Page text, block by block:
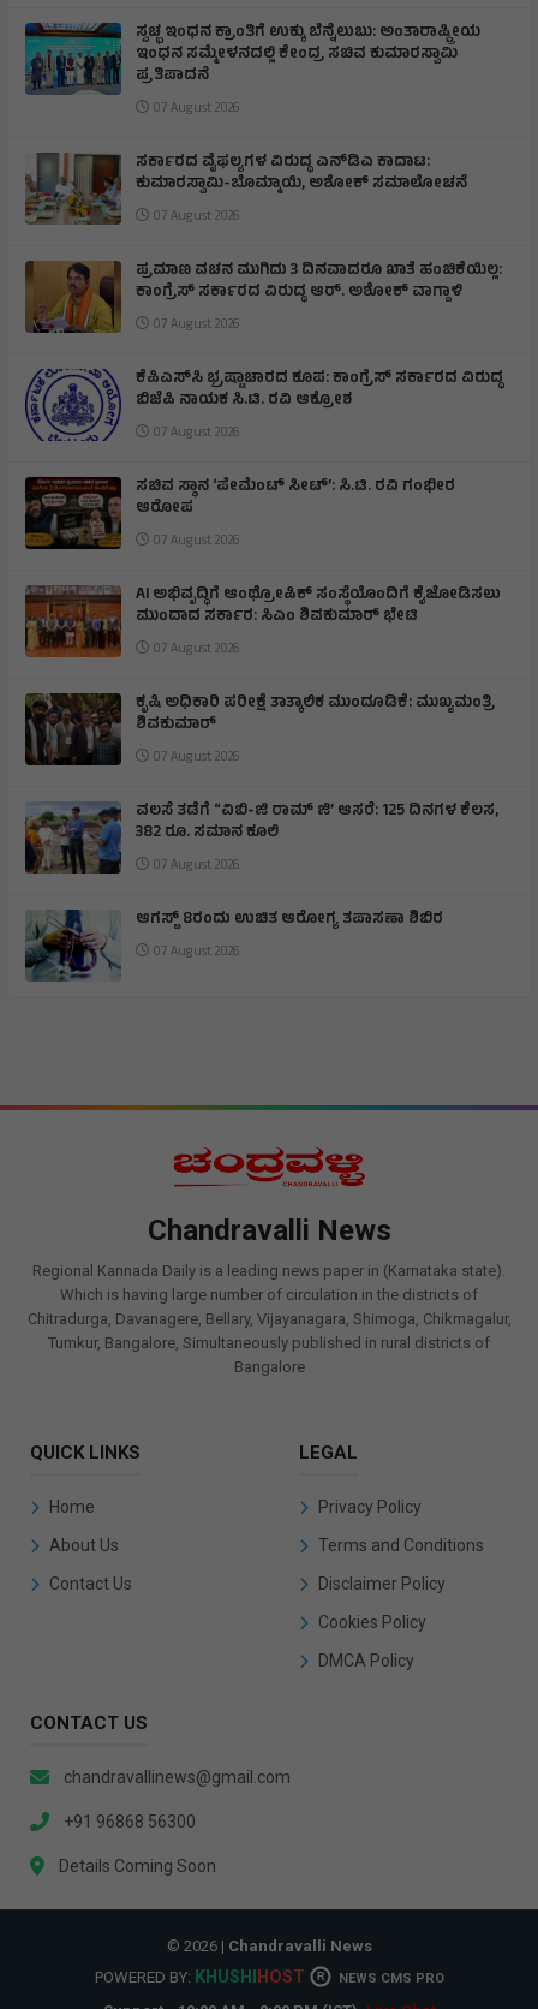
ಸ್ವಚ್ಛ ಇಂಧನ ಕ್ರಾಂತಿಗೆ ಉಕ್ಕು ಬೆನ್ನೆಲುಬು: ಅಂತಾರಾಷ್ಟ್ರೀಯ
ಇಂಧನ ಸಮ್ಮೇಳನದಲ್ಲಿ ಕೇಂದ್ರ ಸಚಿವ ಕುಮಾರಸ್ವಾಮಿ
ಪ್ರತಿಪಾದನೆ
07 August 2026
ಸರ್ಕಾರದ ವೈಫಲ್ಯಗಳ ವಿರುದ್ಧ ಎನ್‌ಡಿಎ ಕಾದಾಟ:
ಕುಮಾರಸ್ವಾಮಿ-ಬೊಮ್ಮಾಯಿ, ಅಶೋಕ್ ಸಮಾಲೋಚನೆ
07 August 2026
ಪ್ರಮಾಣ ವಚನ ಮುಗಿದು 3 ದಿನವಾದರೂ ಖಾತೆ ಹಂಚಿಕೆಯಿಲ್ಲ:
ಕಾಂಗ್ರೆಸ್ ಸರ್ಕಾರದ ವಿರುದ್ಧ ಆರ್‌. ಅಶೋಕ್ ವಾಗ್ದಾಳಿ
07 August 2026
ಕೆಪಿಎಸ್‌ಸಿ ಭ್ರಷ್ಟಾಚಾರದ ಕೂಪ: ಕಾಂಗ್ರೆಸ್ ಸರ್ಕಾರದ ವಿರುದ್ಧ
ಬಿಜೆಪಿ ನಾಯಕ ಸಿ.ಟಿ. ರವಿ ಆಕ್ರೋಶ
07 August 2026
ಸಚಿವ ಸ್ಥಾನ ‘ಪೇಮೆಂಟ್ ಸೀಟ್’: ಸಿ.ಟಿ. ರವಿ ಗಂಭೀರ
ಆರೋಪ
07 August 2026
AI ಅಭಿವೃದ್ಧಿಗೆ ಆಂಥ್ರೋಪಿಕ್ ಸಂಸ್ಥೆಯೊಂದಿಗೆ ಕೈಜೋಡಿಸಲು
ಮುಂದಾದ ಸರ್ಕಾರ: ಸಿಎಂ ಶಿವಕುಮಾರ್‌ ಭೇಟಿ
07 August 2026
ಕೃಷಿ ಅಧಿಕಾರಿ ಪರೀಕ್ಷೆ ತಾತ್ಕಾಲಿಕ ಮುಂದೂಡಿಕೆ: ಮುಖ್ಯಮಂತ್ರಿ
ಶಿವಕುಮಾರ್‌
07 August 2026
ವಲಸೆ ತಡೆಗೆ “ವಿಬಿ-ಜಿ ರಾಮ್ ಜಿ’ ಆಸರೆ: 125 ದಿನಗಳ ಕೆಲಸ,
382 ರೂ. ಸಮಾನ ಕೂಲಿ
07 August 2026
ಆಗಸ್ಟ್ 8ರಂದು ಉಚಿತ ಆರೋಗ್ಯ ತಪಾಸಣಾ ಶಿಬಿರ
07 August 2026
Chandravalli News
Regional Kannada Daily is a leading news paper in (Karnataka state).
Which is having large number of circulation in the districts of
Chitradurga, Davanagere, Bellary, Vijayanagara, Shimoga, Chikmagalur,
Tumkur, Bangalore, Simultaneously published in rural districts of
Bangalore
QUICK LINKS
Home
About Us
Contact Us
LEGAL
Privacy Policy
Terms and Conditions
Disclaimer Policy
Cookies Policy
DMCA Policy
CONTACT US
chandravallinews@gmail.com
+91 96868 56300
Details Coming Soon
© 2026 | Chandravalli News
POWERED BY: KHUSHI HOST R NEWS CMS PRO